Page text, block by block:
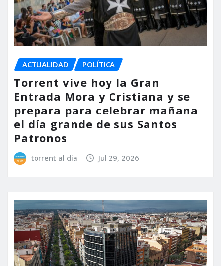
ACTUALIDAD POLÍTICA
Torrent vive hoy la Gran
Entrada Mora y Cristiana y se
prepara para celebrar mañana
el día grande de sus Santos
Patronos
torrent al dia Jul 29, 2026